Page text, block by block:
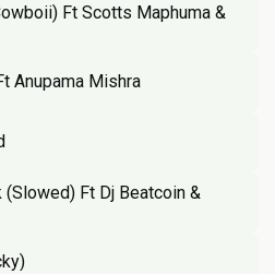
Ft Scotts Maphuma &
Anupama Mishra
(Slowed) Ft Dj Beatcoin &